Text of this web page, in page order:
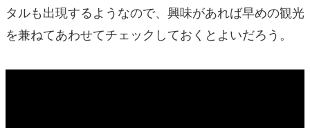
タルも出現するようなので、興味があれば早めの観光
を兼ねてあわせてチェックしておくとよいだろう。